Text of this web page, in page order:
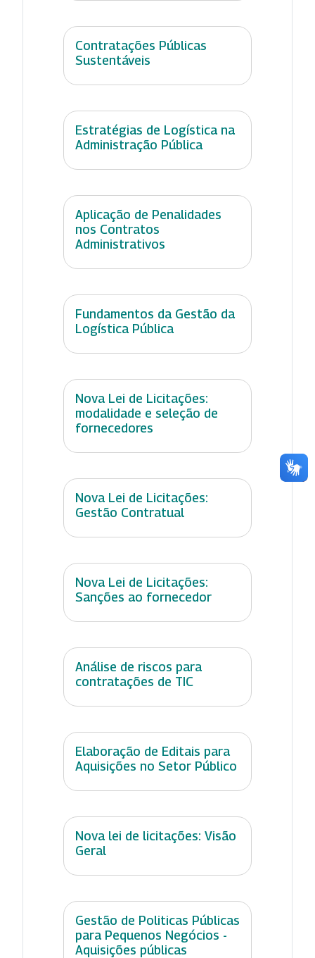
Contratações Públicas
Sustentáveis
Estratégias de Logística na
Administração Pública
Aplicação de Penalidades
nos Contratos
Administrativos
Fundamentos da Gestão da
Logística Pública
Nova Lei de Licitações:
modalidade e seleção de
fornecedores
Nova Lei de Licitações:
Gestão Contratual
Nova Lei de Licitações:
Sanções ao fornecedor
Análise de riscos para
contratações de TIC
Elaboração de Editais para
Aquisições no Setor Público
Nova lei de licitações: Visão
Geral
Gestão de Politicas Públicas
para Pequenos Negócios -
Aquisições públicas